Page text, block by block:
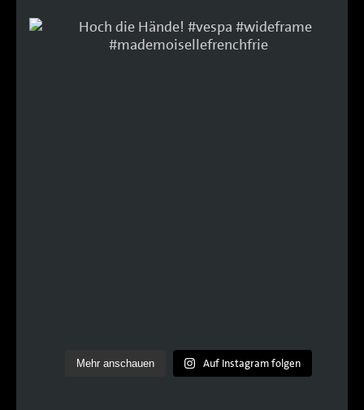
Mehr anschauen Auf Instagram folgen